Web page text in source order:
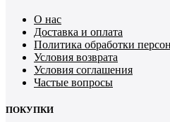
О нас
Доставка и оплата
Политика обработки
Условия возврата
Условия соглашения
Частые вопросы
ПОКУПКИ